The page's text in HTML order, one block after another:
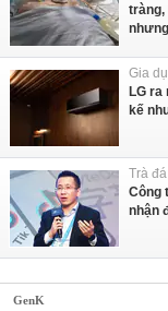
tràng,
Gia
LG ra
kế
Trà
Công
nhận
GenK